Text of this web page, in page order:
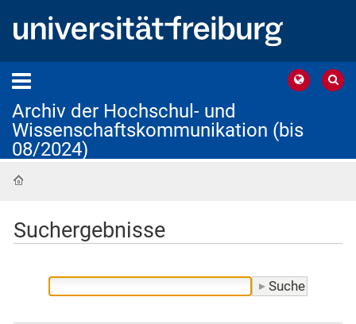
Archiv der Hochschul- und
Wissenschaftskommunikation (bis
08/2024)
Suchergebnisse